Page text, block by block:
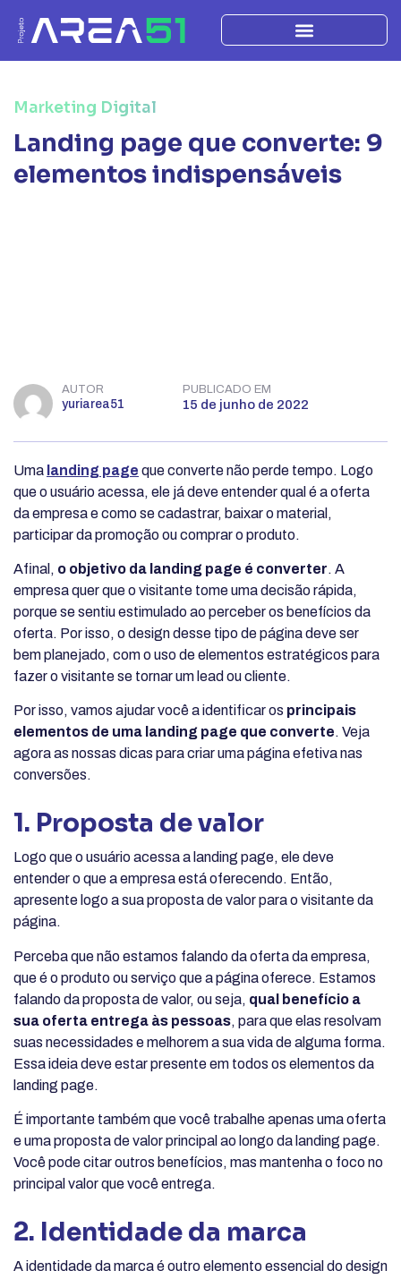
Marketing Digital
Landing page que converte: 9
elementos indispensáveis
AUTOR
yuriarea51
PUBLICADO EM
15 de junho de 2022
Uma landing page que converte não perde tempo. Logo
que o usuário acessa, ele já deve entender qual é a oferta
da empresa e como se cadastrar, baixar o material,
participar da promoção ou comprar o produto.
Afinal, o objetivo da landing page é converter. A
empresa quer que o visitante tome uma decisão rápida,
porque se sentiu estimulado ao perceber os benefícios da
oferta. Por isso, o design desse tipo de página deve ser
bem planejado, com o uso de elementos estratégicos para
fazer o visitante se tornar um lead ou cliente.
Por isso, vamos ajudar você a identificar os principais
elementos de uma landing page que converte. Veja
agora as nossas dicas para criar uma página efetiva nas
conversões.
1. Proposta de valor
Logo que o usuário acessa a landing page, ele deve
entender o que a empresa está oferecendo. Então,
apresente logo a sua proposta de valor para o visitante da
página.
Perceba que não estamos falando da oferta da empresa,
que é o produto ou serviço que a página oferece. Estamos
falando da proposta de valor, ou seja, qual benefício a
sua oferta entrega às pessoas, para que elas resolvam
suas necessidades e melhorem a sua vida de alguma forma.
Essa ideia deve estar presente em todos os elementos da
landing page.
É importante também que você trabalhe apenas uma oferta
e uma proposta de valor principal ao longo da landing page.
Você pode citar outros benefícios, mas mantenha o foco no
principal valor que você entrega.
2. Identidade da marca
A identidade da marca é outro elemento essencial do design